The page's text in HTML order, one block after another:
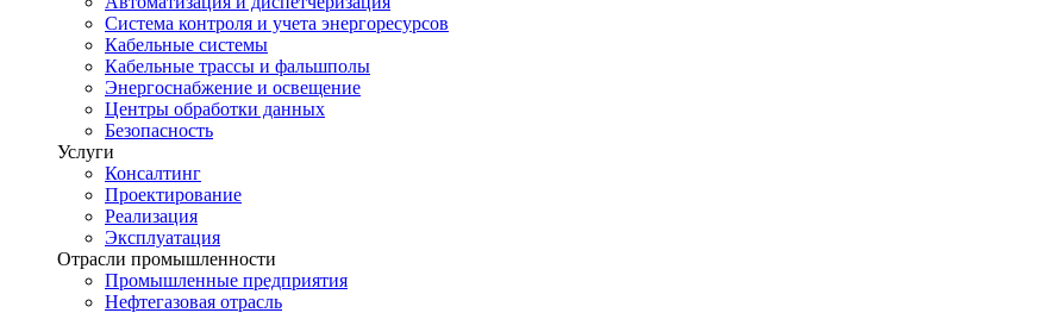
Система контроля и учета энергоресурсов
Кабельные системы
Кабельные трассы и фальшполы
Энергоснабжение и освещение
Центры обработки данных
Безопасность
Услуги
Консалтинг
Проектирование
Реализация
Эксплуатация
Отрасли промышленности
Промышленные предприятия
Нефтегазовая отрасль